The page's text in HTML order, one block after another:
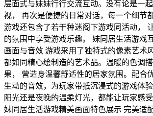
层面式与妹妹行行交流互动。没有论是一
视， 再次是便捷的日常对话，每一个细节
游戏还包含了若干种迷阁下游戏同活动，
的氛围中享受游戏乐趣。 妹同居生活游戏
画面与音效 游戏采用了独特式的像素艺术
都如同精心绘制造的艺术品。温暖的色调
果， 营造身温馨舒适性的居家氛围。配合
生动的音效，为玩家带抵沉浸式的游戏体
阳光还是夜晚的温柔灯光，都能让玩家感受
妹同居生活游戏精美画面特色展示 完美适